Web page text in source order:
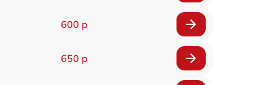
600 р
650 р